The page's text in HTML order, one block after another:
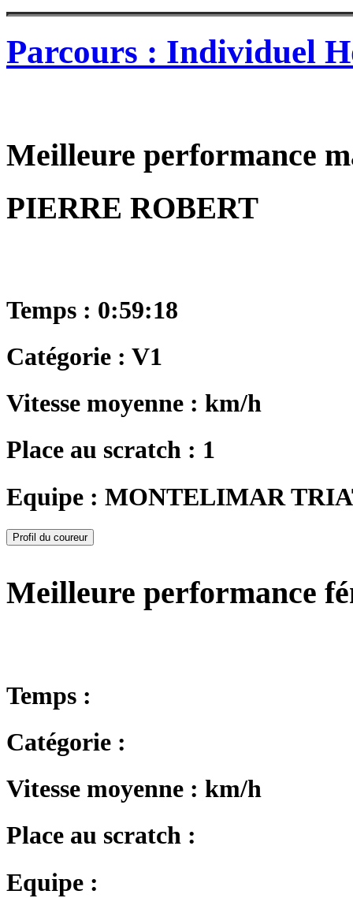
Parcours : Individuel
Meilleure performance
PIERRE ROBERT
Temps : 0:59:18
Catégorie : V1
Vitesse moyenne : km/h
Place au scratch : 1
Equipe : MONTELIMAR
Profil du coureur
Meilleure performance
Temps :
Catégorie :
Vitesse moyenne : km/h
Place au scratch :
Equipe :